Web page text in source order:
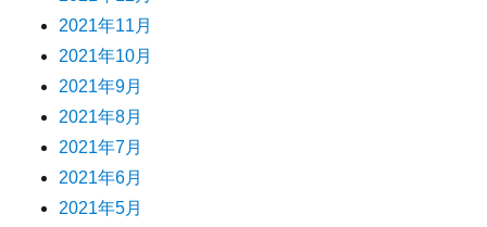
2021年11月
2021年10月
2021年9月
2021年8月
2021年7月
2021年6月
2021年5月